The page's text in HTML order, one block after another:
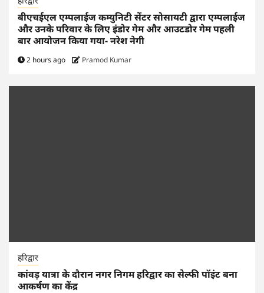
बीएचईएल एम्पलाईज कम्युनिटी सेंटर सोसायटी द्वारा एम्पलाईज
और उनके परिवार के लिए इंडोर गेम और आउटडोर गेम पहली
बार आयोजन किया गया- नरेश नेगी
2 hours ago Pramod Kumar
हरिद्वार
कांवड़ यात्रा के दौरान नगर निगम हरिद्वार का सेल्फी पॉइंट बना
आकर्षण का केंद्र